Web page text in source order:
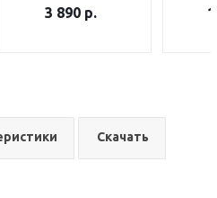
3 890р.
Скачать